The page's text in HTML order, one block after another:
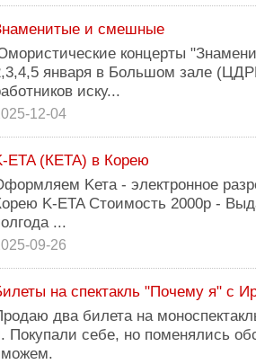
и смешные
концерты
января в Большом зале
иску...
12-04
ETA (КЕТА) в Корею
Kета - электронное
K-ETA Стоимость 2000р -
...
09-26
на спектакль "Почему я" с
два билета на
Покупали себе, но поменялись